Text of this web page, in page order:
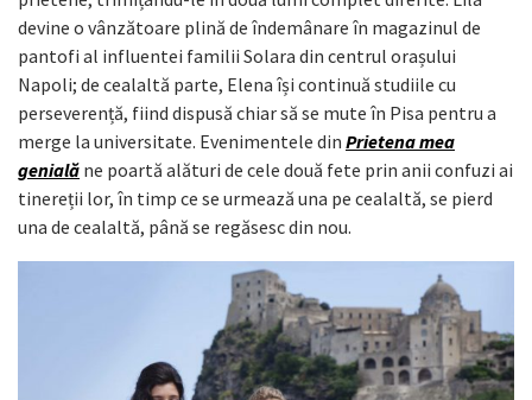
devine o vânzătoare plină de îndemânare în magazinul de
pantofi al influentei familii Solara din centrul orașului
Napoli; de cealaltă parte, Elena își continuă studiile cu
perseverență, fiind dispusă chiar să se mute în Pisa pentru a
merge la universitate. Evenimentele din Prietena mea
genială ne poartă alături de cele două fete prin anii confuzi ai
tinereții lor, în timp ce se urmează una pe cealaltă, se pierd
una de cealaltă, până se regăsesc din nou.